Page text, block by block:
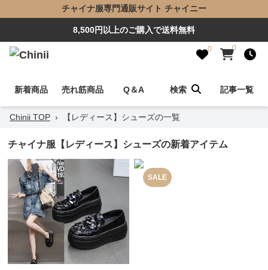
チャイナ服専門通販サイト チャイニー
8,500円以上のご購入で送料無料
0 0
新着商品 売れ筋商品 Q＆A 検索 記事一覧
Chinii TOP › 【レディース】シューズの一覧
チャイナ服【レディース】シューズの新着アイテム
SALE